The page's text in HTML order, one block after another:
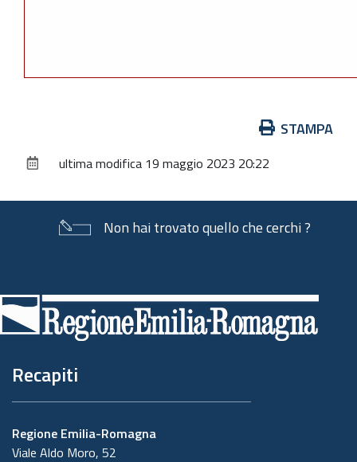
documento
STAMPA
ultima modifica 19 maggio 2023 20:22
Non hai trovato quello che cerchi ?
di
pagina
Recapiti
Regione Emilia-Romagna
Viale Aldo Moro, 52